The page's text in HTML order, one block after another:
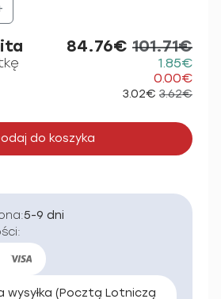
84.76€ 101.71€
1.85€
0.00€
3.02€ 3.62€
do koszyka
5-9 dni
wysyłka (Pocztą Lotniczą